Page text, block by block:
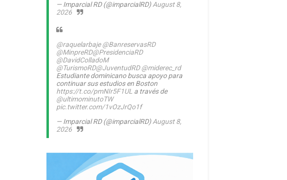
— Imparcial RD (@imparcialRD)August 8,
2026
@raquelarbaje @BanreservasRD
@MinpreRD@PresidenciaRD
@DavidColladoM
@TurismoRD@JuventudRD @miderec_rd
Estudiante dominicano busca apoyo para
continuar sus estudios en Boston
https://t.co/pmNIr5F1UL a través de
@ultimominutoTW
pic.twitter.com/1vOzJrQo1f
— Imparcial RD (@imparcialRD)August 8,
2026